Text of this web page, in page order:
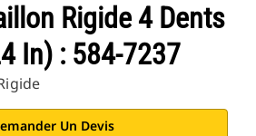
Rigide 4 Dents
In) : 584-7237
Un Devis